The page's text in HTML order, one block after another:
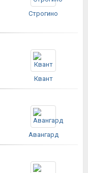
Строгино
Квант
Авангард